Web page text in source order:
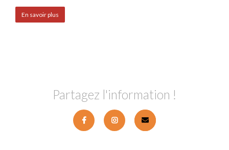
En savoir plus
Partagez l'information !